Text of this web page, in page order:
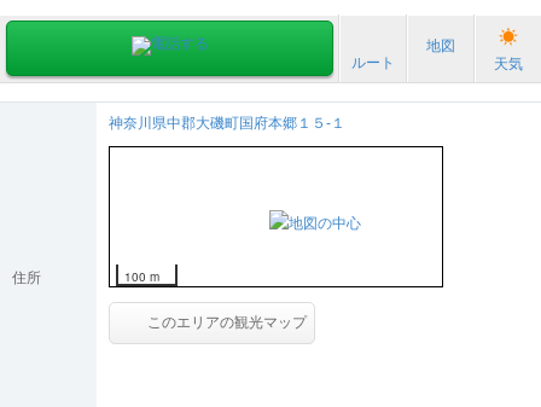
ルート
地図
天気
住所
神奈川県中郡大磯町国府本郷１５-１
100 m
このエリアの観光マップ